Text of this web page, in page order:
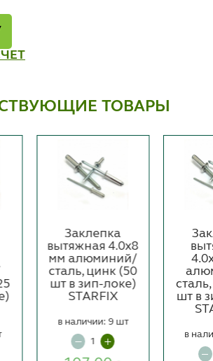
ТОВАРЫ
Заклепка
вытяжная 4.0х8
мм алюминий/
сталь, цинк (50
шт в зип-локе)
STARFIX
в наличии: 9 шт
шт в
в